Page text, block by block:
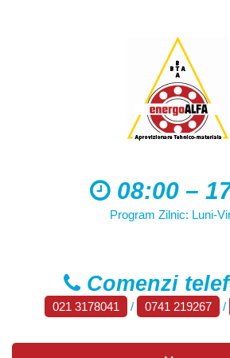
08:00 –
Program Zilnic: Luni-
Comenzi
021 3178041 / 0741 219267 /